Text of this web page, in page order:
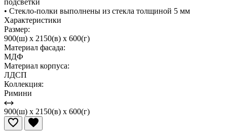
• Стекло-полки выполнены из стекла толщиной 5 мм
Характеристики
Размер:
900(ш) x 2150(в) x 600(г)
Материал фасада:
МДФ
Материал корпуса:
ЛДСП
Коллекция:
Римини
900(ш) x 2150(в) x 600(г)